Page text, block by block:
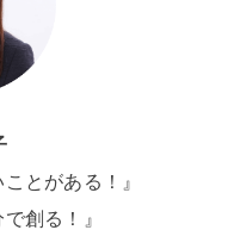
とがある！』
創る！』